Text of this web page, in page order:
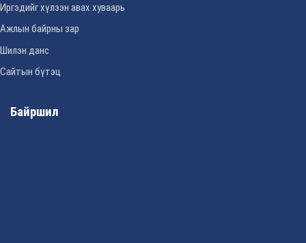
Иргэдийг хүлээн авах хуваарь
Ажлын байрны зар
Шилэн данс
Сайтын бүтэц
Байршил